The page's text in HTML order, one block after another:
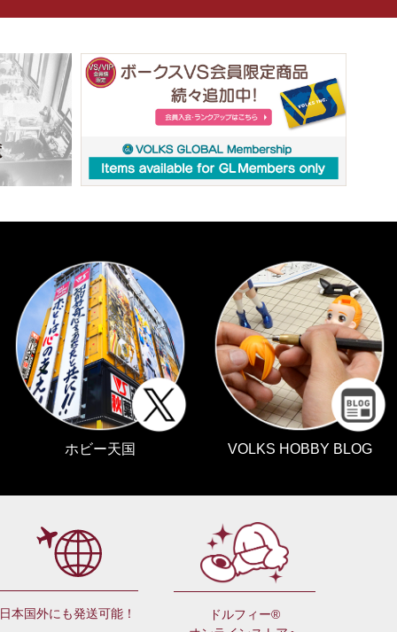
ホビー天国 VOLKS HOBBY BLOG
日本国外にも発送可能！
ドルフィー®